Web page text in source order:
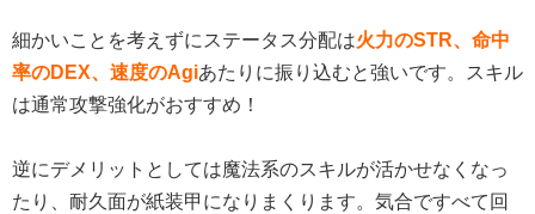
細かいことを考えずにステータス分配は火力のSTR、命中
率のDEX、速度のAgiあたりに振り込むと強いです。スキル
は通常攻撃強化がおすすめ！
逆にデメリットとしては魔法系のスキルが活かせなくなっ
たり、耐久面が紙装甲になりまくります。気合ですべて回